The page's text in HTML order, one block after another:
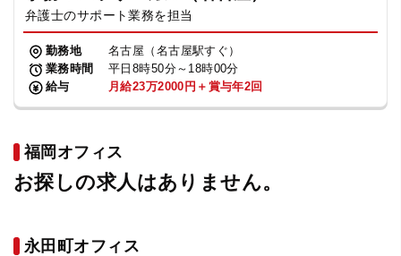
弁護士のサポート業務を担当
勤務地
名古屋（名古屋駅すぐ）
業務時間
平日8時50分～18時00分
給与
月給23万2000円＋賞与年2回
福岡オフィス
お探しの求人はありません。
永田町オフィス